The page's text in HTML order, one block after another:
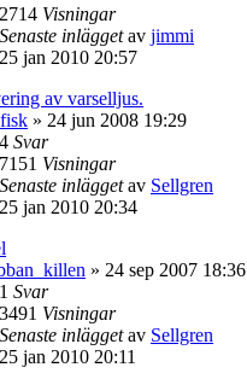
2714 Visningar
Senaste inläggetav jimmi
25 jan 2010 20:57
av varselljus.
» 24 jun 2008 19:29
4 Svar
7151 Visningar
Senaste inläggetav Sellgren
25 jan 2010 20:34
» 24 sep 2007 18:36
1 Svar
3491 Visningar
Senaste inläggetav Sellgren
25 jan 2010 20:11